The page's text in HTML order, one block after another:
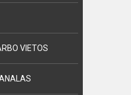
VIETOS